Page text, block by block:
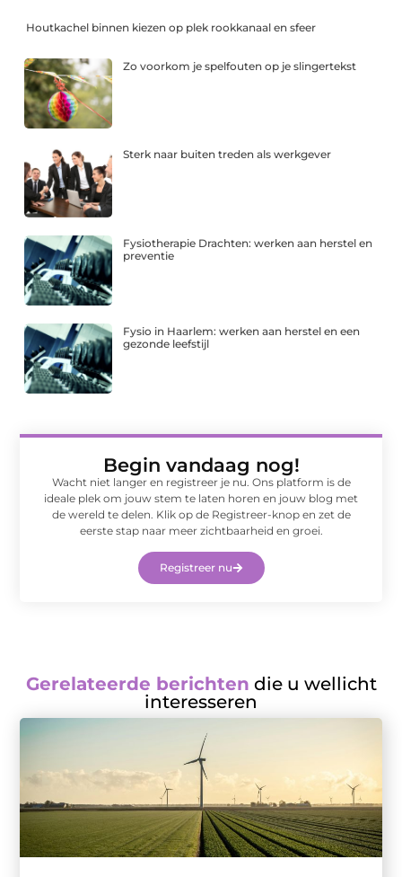
Houtkachel binnen kiezen op plek rookkanaal en sfeer
Zo voorkom je spelfouten op je slingertekst
Sterk naar buiten treden als werkgever
Fysiotherapie Drachten: werken aan herstel en
preventie
Fysio in Haarlem: werken aan herstel en een
gezonde leefstijl
Begin vandaag nog!
Wacht niet langer en registreer je nu. Ons platform is de
ideale plek om jouw stem te laten horen en jouw blog met
de wereld te delen. Klik op de Registreer-knop en zet de
eerste stap naar meer zichtbaarheid en groei.
Registreer nu
Gerelateerde berichten die u wellicht
interesseren